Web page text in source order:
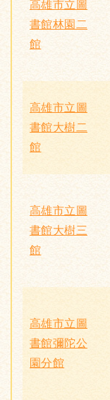
高雄市立圖
書館林園二
館
高雄市立圖
書館大樹二
館
高雄市立圖
書館大樹三
館
高雄市立圖
書館彌陀公
園分館